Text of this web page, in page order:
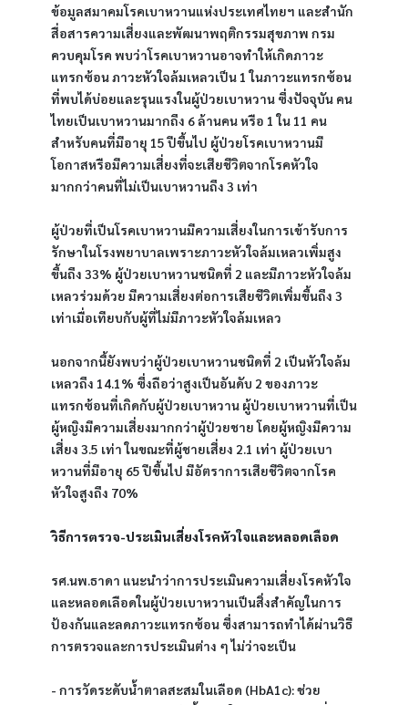
ข้อมูลสมาคมโรคเบาหวานแห่งประเทศไทยฯ และสำนัก
สื่อสารความเสี่ยงและพัฒนาพฤติกรรมสุขภาพ กรม
ควบคุมโรค พบว่าโรคเบาหวานอาจทำให้เกิดภาวะ
แทรกซ้อน ภาวะหัวใจล้มเหลวเป็น 1 ในภาวะแทรกซ้อน
ที่พบได้บ่อยและรุนแรงในผู้ป่วยเบาหวาน ซึ่งปัจจุบัน คน
ไทยเป็นเบาหวานมากถึง 6 ล้านคน หรือ 1 ใน 11 คน
สำหรับคนที่มีอายุ 15 ปีขึ้นไป ผู้ป่วยโรคเบาหวานมี
โอกาสหรือมีความเสี่ยงที่จะเสียชีวิตจากโรคหัวใจ
มากกว่าคนที่ไม่เป็นเบาหวานถึง 3 เท่า
ผู้ป่วยที่เป็นโรคเบาหวานมีความเสี่ยงในการเข้ารับการ
รักษาในโรงพยาบาลเพราะภาวะหัวใจล้มเหลวเพิ่มสูง
ขึ้นถึง 33% ผู้ป่วยเบาหวานชนิดที่ 2 และมีภาวะหัวใจล้ม
เหลวร่วมด้วย มีความเสี่ยงต่อการเสียชีวิตเพิ่มขึ้นถึง 3
เท่าเมื่อเทียบกับผู้ที่ไม่มีภาวะหัวใจล้มเหลว
นอกจากนี้ยังพบว่าผู้ป่วยเบาหวานชนิดที่ 2 เป็นหัวใจล้ม
เหลวถึง 14.1% ซึ่งถือว่าสูงเป็นอันดับ 2 ของภาวะ
แทรกซ้อนที่เกิดกับผู้ป่วยเบาหวาน ผู้ป่วยเบาหวานที่เป็น
ผู้หญิงมีความเสี่ยงมากกว่าผู้ป่วยชาย โดยผู้หญิงมีความ
เสี่ยง 3.5 เท่า ในขณะที่ผู้ชายเสี่ยง 2.1 เท่า ผู้ป่วยเบา
หวานที่มีอายุ 65 ปีขึ้นไป มีอัตราการเสียชีวิตจากโรค
หัวใจสูงถึง 70%
วิธีการตรวจ-ประเมินเสี่ยงโรคหัวใจและหลอดเลือด
รศ.นพ.ธาดา แนะนำว่าการประเมินความเสี่ยงโรคหัวใจ
และหลอดเลือดในผู้ป่วยเบาหวานเป็นสิ่งสำคัญในการ
ป้องกันและลดภาวะแทรกซ้อน ซึ่งสามารถทำได้ผ่านวิธี
การตรวจและการประเมินต่าง ๆ ไม่ว่าจะเป็น
- การวัดระดับน้ำตาลสะสมในเลือด (HbA1c): ช่วย